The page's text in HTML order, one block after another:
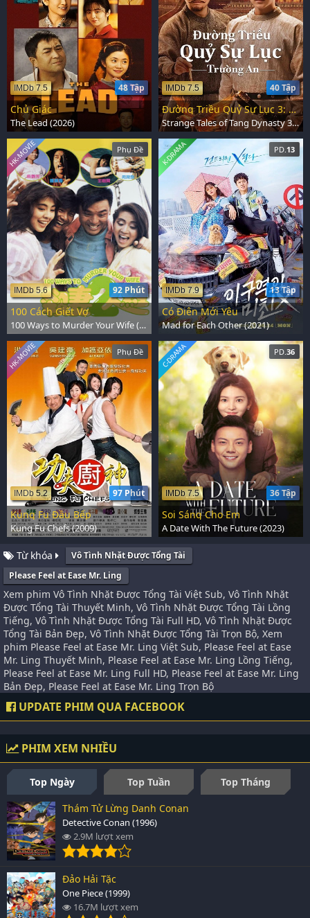
48 Tập
IMDb 7.5
Chủ Giác
The Lead (2026)
40 Tập
IMDb 7.5
Đường Triều Quỷ Sự Lục 3: Trường An
Strange Tales of Tang Dynasty 3: To Changan (2025)
Phụ Đề
92 Phút
IMDb 5.6
HK-MOVIE
100 Cách Giết Vợ
100 Ways to Murder Your Wife (1986)
PD.13
13 Tập
IMDb 7.9
K-DRAMA
Có Điên Mới Yêu
Mad for Each Other (2021)
Phụ Đề
97 Phút
IMDb 5.2
HK-MOVIE
Kung Fu Đầu Bếp
Kung Fu Chefs (2009)
PD.36
36 Tập
IMDb 7.5
C-DRAMA
Soi Sáng Cho Em
A Date With The Future (2023)
Từ khóa
Vô Tình Nhặt Được Tổng Tài
Please Feel at Ease Mr. Ling
Xem phim Vô Tình Nhặt Được Tổng Tài Việt Sub, Vô Tình Nhặt
Được Tổng Tài Thuyết Minh, Vô Tình Nhặt Được Tổng Tài Lồng
Tiếng, Vô Tình Nhặt Được Tổng Tài Full HD, Vô Tình Nhặt Được
Tổng Tài Bản Đẹp, Vô Tình Nhặt Được Tổng Tài Trọn Bộ, Xem
phim Please Feel at Ease Mr. Ling Việt Sub, Please Feel at Ease
Mr. Ling Thuyết Minh, Please Feel at Ease Mr. Ling Lồng Tiếng,
Please Feel at Ease Mr. Ling Full HD, Please Feel at Ease Mr. Ling
Bản Đẹp, Please Feel at Ease Mr. Ling Trọn Bộ
UPDATE PHIM QUA FACEBOOK
PHIM XEM NHIỀU
Top Ngày Top Tuần
Top Tháng
Thám Tử Lừng Danh Conan
Detective Conan (1996)
2.9M lượt xem
Đảo Hải Tặc
One Piece (1999)
16.7M lượt xem